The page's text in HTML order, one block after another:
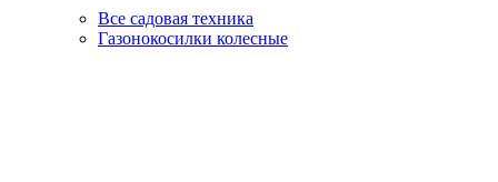
Все садовая техника
Газонокосилки колесные